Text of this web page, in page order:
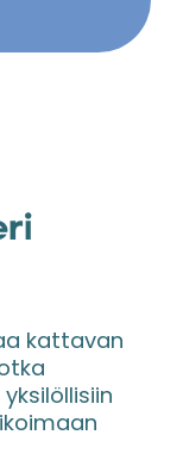
kattavan